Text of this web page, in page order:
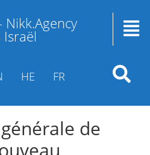
Nikk.Agency
Israël
HE FR
de